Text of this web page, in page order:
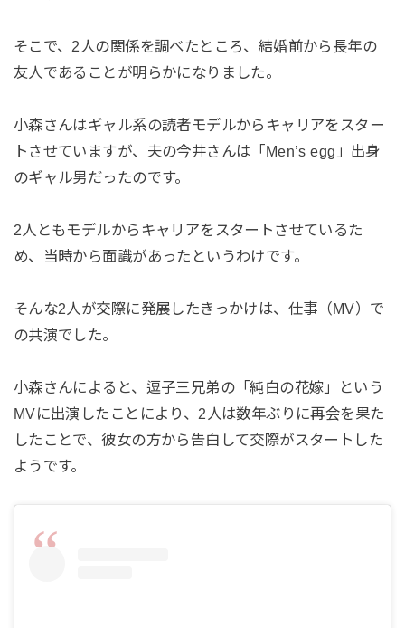
そこで、2人の関係を調べたところ、結婚前から長年の
友人であることが明らかになりました。
小森さんはギャル系の読者モデルからキャリアをスター
トさせていますが、夫の今井さんは「Men’s egg」出身
のギャル男だったのです。
2人ともモデルからキャリアをスタートさせているた
め、当時から面識があったというわけです。
そんな2人が交際に発展したきっかけは、仕事（MV）で
の共演でした。
小森さんによると、逗子三兄弟の「純白の花嫁」という
MVに出演したことにより、2人は数年ぶりに再会を果た
したことで、彼女の方から告白して交際がスタートした
ようです。